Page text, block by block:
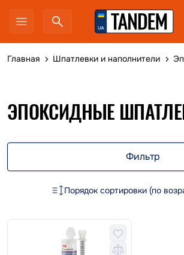
Главная Шпатлевки и наполнители
ЭПОКСИДНЫЕ
Фильтр
Порядок сортировки (по